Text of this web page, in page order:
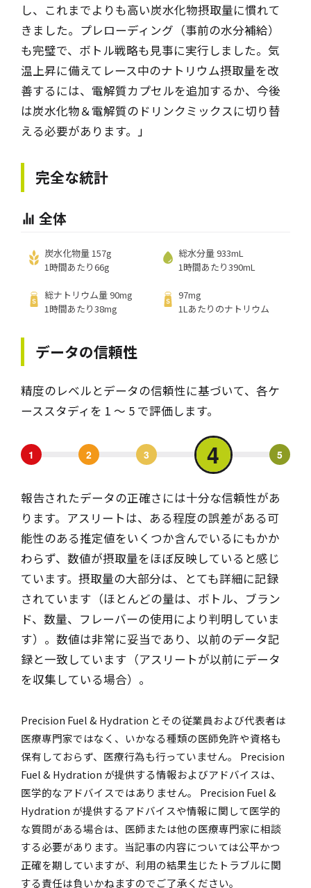
し、これまでよりも高い炭水化物摂取量に慣れて
きました。プレローディング（事前の水分補給）
も完璧で、ボトル戦略も見事に実行しました。気
温上昇に備えてレース中のナトリウム摂取量を改
善するには、電解質カプセルを追加するか、今後
は炭水化物＆電解質のドリンクミックスに切り替
える必要があります。 」
完全な統計
全体
炭水化物量 157g
1時間あたり66g
総水分量 933mL
1時間あたり390mL
総ナトリウム量 90mg
1時間あたり38mg
97mg
1Lあたりのナトリウム
データの信頼性
精度のレベルとデータの信頼性に基づいて、各ケ
ーススタディを 1 ～ 5 で評価します。
1 2 3 4 5
報告されたデータの正確さには十分な信頼性があ
ります。アスリートは、ある程度の誤差がある可
能性のある推定値をいくつか含んでいるにもかか
わらず、数値が摂取量をほぼ反映していると感じ
ています。摂取量の大部分は、とても詳細に記録
されています（ほとんどの量は、ボトル、ブラン
ド、数量、フレーバーの使用により判明していま
す）。数値は非常に妥当であり、以前のデータ記
録と一致しています（アスリートが以前にデータ
を収集している場合）。
Precision Fuel & Hydration とその従業員および代表者は
医療専門家ではなく、いかなる種類の医師免許や資格も
保有しておらず、医療行為も行っていません。 Precision
Fuel & Hydration が提供する情報およびアドバイスは、
医学的なアドバイスではありません。 Precision Fuel &
Hydration が提供するアドバイスや情報に関して医学的
な質問がある場合は、医師または他の医療専門家に相談
する必要があります。当記事の内容については公平かつ
正確を期していますが、利用の結果生じたトラブルに関
する責任は負いかねますのでご了承ください。